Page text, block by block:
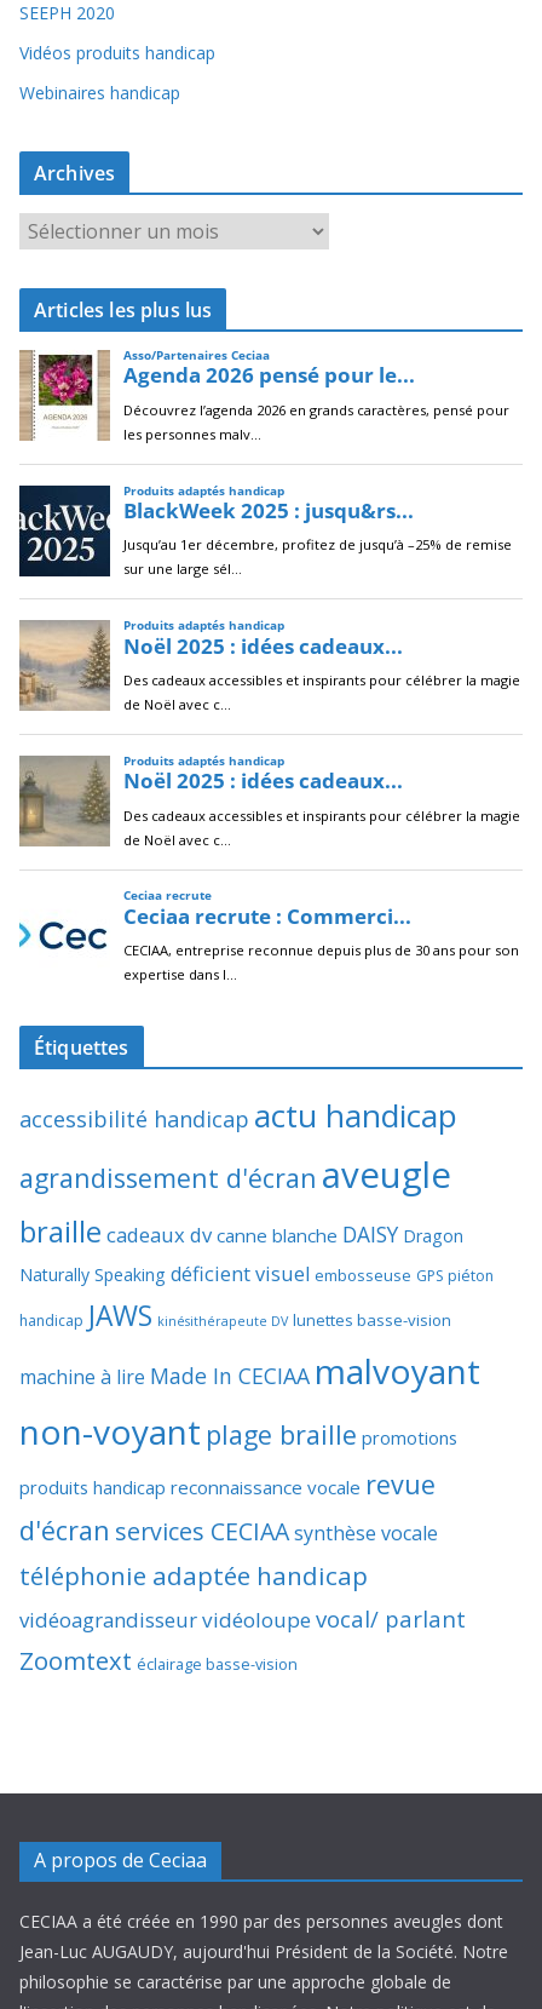
SEEPH 2020
Vidéos produits handicap
Webinaires handicap
Archives
r
c
i
v
e
s
Articles les plus lus
Étiquettes
accessibilité handicap actu handicap
agrandissement d'écran aveugle
braille cadeaux dv canne blanche DAISY Dragon
Naturally Speaking déficient visuel embosseuse GPS piéton
handicap JAWS kinésithérapeute DV lunettes basse-vision
machine à lire Made In CECIAA malvoyant
non-voyant plage braille promotions
produits handicap reconnaissance vocale revue
d'écran services CECIAAsynthèse vocale
téléphonie adaptée handicap
vidéoagrandisseurvidéoloupevocal/ parlant
Zoomtext éclairage basse-vision
A propos de Ceciaa
CECIAA a été créée en 1990 par des personnes aveugles dont
Jean-Luc AUGAUDY, aujourd'hui Président de la Société. Notre
philosophie se caractérise par une approche globale de